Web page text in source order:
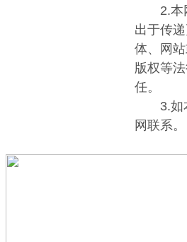
2.本网
出于传
体、网
版权等
任。
3.如本
网联系。